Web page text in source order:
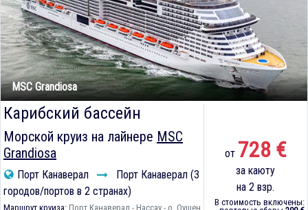
MSC Grandiosa
Карибский бассейн
Морской круиз на лайнере MSC
Grandiosa
Порт Канаверал
Порт Канаверал (3
городов/портов в 2 странах)
Маршрут круиза: Порт Канаверал - Нассау - о. Оушен
от 728 €
за каюту
на 2 взр.
В стоимость включены: